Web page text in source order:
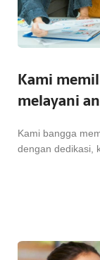
Kami
melayani
Kami bangga
dengan dedikasi,